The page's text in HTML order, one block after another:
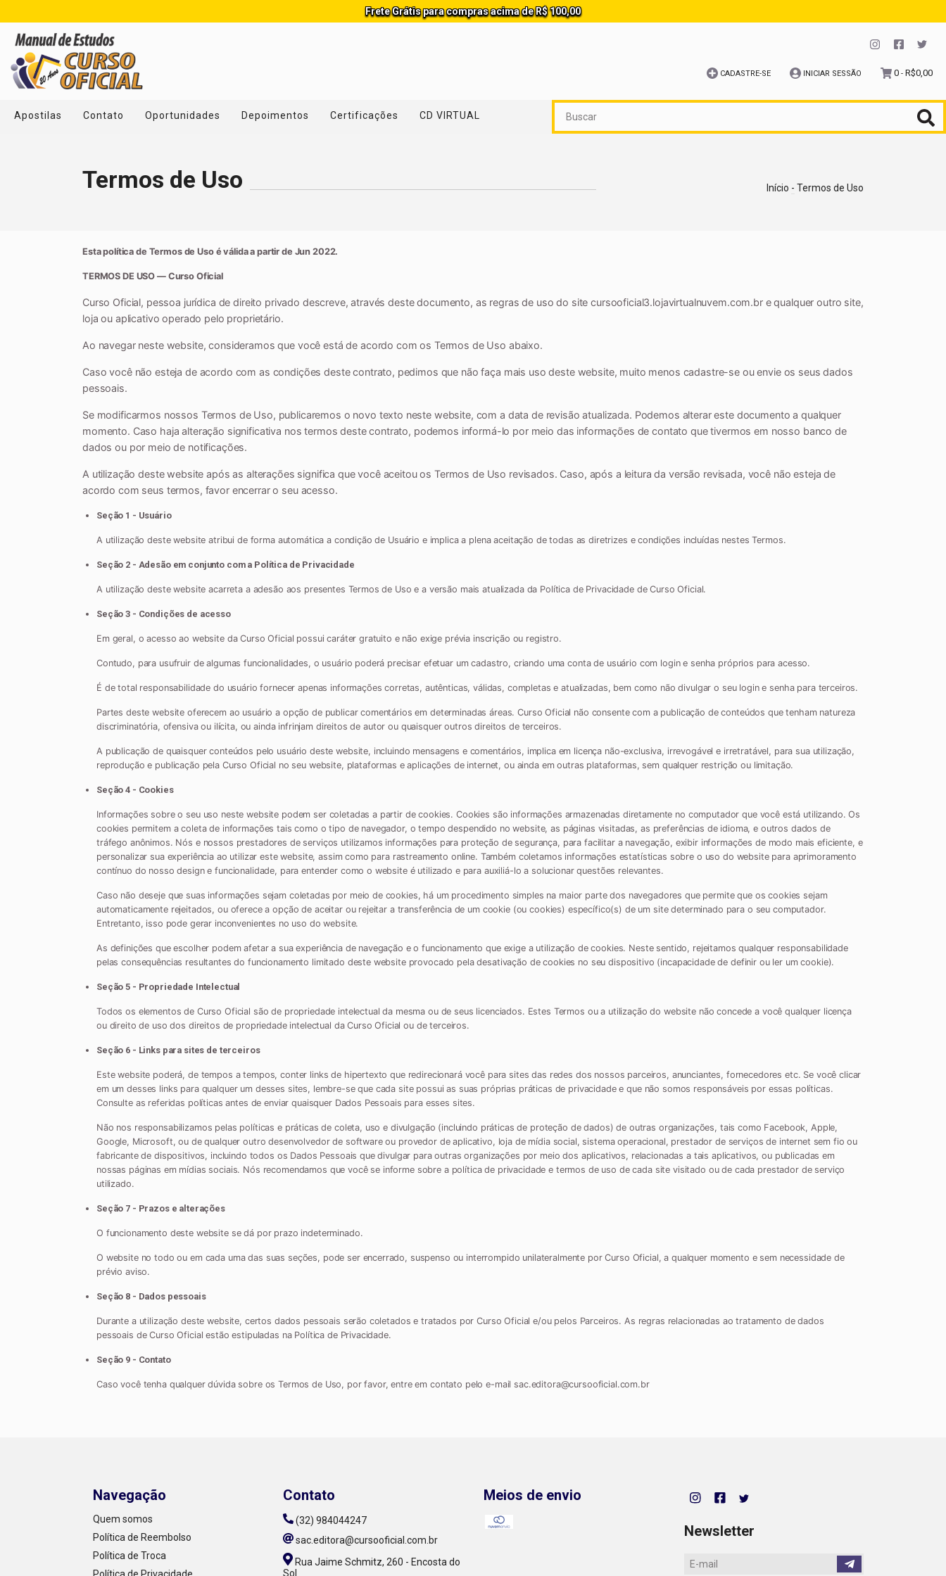
Frete Grátis para compras acima de R$ 100,00
CADASTRE-SE INICIAR SESSÃO 0 - R$0,00
Apostilas Contato Oportunidades Depoimentos Certificações CD VIRTUAL
Termos de Uso Início - Termos de Uso
Esta política de Termos de Uso é válida a partir de Jun 2022.
TERMOS DE USO — Curso Oficial
Curso Oficial, pessoa jurídica de direito privado descreve, através deste documento, as regras de uso do site cursooficial3.lojavirtualnuvem.com.br e qualquer outro site,
loja ou aplicativo operado pelo proprietário.
Ao navegar neste website, consideramos que você está de acordo com os Termos de Uso abaixo.
Caso você não esteja de acordo com as condições deste contrato, pedimos que não faça mais uso deste website, muito menos cadastre-se ou envie os seus dados
pessoais.
Se modificarmos nossos Termos de Uso, publicaremos o novo texto neste website, com a data de revisão atualizada. Podemos alterar este documento a qualquer
momento. Caso haja alteração significativa nos termos deste contrato, podemos informá-lo por meio das informações de contato que tivermos em nosso banco de
dados ou por meio de notificações.
A utilização deste website após as alterações significa que você aceitou os Termos de Uso revisados. Caso, após a leitura da versão revisada, você não esteja de
acordo com seus termos, favor encerrar o seu acesso.
Seção 1 - Usuário
A utilização deste website atribui de forma automática a condição de Usuário e implica a plena aceitação de todas as diretrizes e condições incluídas nestes Termos.
Seção 2 - Adesão em conjunto com a Política de Privacidade
A utilização deste website acarreta a adesão aos presentes Termos de Uso e a versão mais atualizada da Política de Privacidade de Curso Oficial.
Seção 3 - Condições de acesso
Em geral, o acesso ao website da Curso Oficial possui caráter gratuito e não exige prévia inscrição ou registro.
Contudo, para usufruir de algumas funcionalidades, o usuário poderá precisar efetuar um cadastro, criando uma conta de usuário com login e senha próprios para acesso.
É de total responsabilidade do usuário fornecer apenas informações corretas, autênticas, válidas, completas e atualizadas, bem como não divulgar o seu login e senha para terceiros.
Partes deste website oferecem ao usuário a opção de publicar comentários em determinadas áreas. Curso Oficial não consente com a publicação de conteúdos que tenham natureza
discriminatória, ofensiva ou ilícita, ou ainda infrinjam direitos de autor ou quaisquer outros direitos de terceiros.
A publicação de quaisquer conteúdos pelo usuário deste website, incluindo mensagens e comentários, implica em licença não-exclusiva, irrevogável e irretratável, para sua utilização,
reprodução e publicação pela Curso Oficial no seu website, plataformas e aplicações de internet, ou ainda em outras plataformas, sem qualquer restrição ou limitação.
Seção 4 - Cookies
Informações sobre o seu uso neste website podem ser coletadas a partir de cookies. Cookies são informações armazenadas diretamente no computador que você está utilizando. Os
cookies permitem a coleta de informações tais como o tipo de navegador, o tempo despendido no website, as páginas visitadas, as preferências de idioma, e outros dados de
tráfego anônimos. Nós e nossos prestadores de serviços utilizamos informações para proteção de segurança, para facilitar a navegação, exibir informações de modo mais eficiente, e
personalizar sua experiência ao utilizar este website, assim como para rastreamento online. Também coletamos informações estatísticas sobre o uso do website para aprimoramento
contínuo do nosso design e funcionalidade, para entender como o website é utilizado e para auxiliá-lo a solucionar questões relevantes.
Caso não deseje que suas informações sejam coletadas por meio de cookies, há um procedimento simples na maior parte dos navegadores que permite que os cookies sejam
automaticamente rejeitados, ou oferece a opção de aceitar ou rejeitar a transferência de um cookie (ou cookies) específico(s) de um site determinado para o seu computador.
Entretanto, isso pode gerar inconvenientes no uso do website.
As definições que escolher podem afetar a sua experiência de navegação e o funcionamento que exige a utilização de cookies. Neste sentido, rejeitamos qualquer responsabilidade
pelas consequências resultantes do funcionamento limitado deste website provocado pela desativação de cookies no seu dispositivo (incapacidade de definir ou ler um cookie).
Seção 5 - Propriedade Intelectual
Todos os elementos de Curso Oficial são de propriedade intelectual da mesma ou de seus licenciados. Estes Termos ou a utilização do website não concede a você qualquer licença
ou direito de uso dos direitos de propriedade intelectual da Curso Oficial ou de terceiros.
Seção 6 - Links para sites de terceiros
Este website poderá, de tempos a tempos, conter links de hipertexto que redirecionará você para sites das redes dos nossos parceiros, anunciantes, fornecedores etc. Se você clicar
em um desses links para qualquer um desses sites, lembre-se que cada site possui as suas próprias práticas de privacidade e que não somos responsáveis por essas políticas.
Consulte as referidas políticas antes de enviar quaisquer Dados Pessoais para esses sites.
Não nos responsabilizamos pelas políticas e práticas de coleta, uso e divulgação (incluindo práticas de proteção de dados) de outras organizações, tais como Facebook, Apple,
Google, Microsoft, ou de qualquer outro desenvolvedor de software ou provedor de aplicativo, loja de mídia social, sistema operacional, prestador de serviços de internet sem fio ou
fabricante de dispositivos, incluindo todos os Dados Pessoais que divulgar para outras organizações por meio dos aplicativos, relacionadas a tais aplicativos, ou publicadas em
nossas páginas em mídias sociais. Nós recomendamos que você se informe sobre a política de privacidade e termos de uso de cada site visitado ou de cada prestador de serviço
utilizado.
Seção 7 - Prazos e alterações
O funcionamento deste website se dá por prazo indeterminado.
O website no todo ou em cada uma das suas seções, pode ser encerrado, suspenso ou interrompido unilateralmente por Curso Oficial, a qualquer momento e sem necessidade de
prévio aviso.
Seção 8 - Dados pessoais
Durante a utilização deste website, certos dados pessoais serão coletados e tratados por Curso Oficial e/ou pelos Parceiros. As regras relacionadas ao tratamento de dados
pessoais de Curso Oficial estão estipuladas na Política de Privacidade.
Seção 9 - Contato
Caso você tenha qualquer dúvida sobre os Termos de Uso, por favor, entre em contato pelo e-mailsac.editora@cursooficial.com.br
Navegação
Quem somos
Política de Reembolso
Política de Troca
Contato
(32) 984044247
sac.editora@cursooficial.com.br
Rua Jaime Schmitz, 260 - Encosta do
Sol
Meios de envio
Newsletter